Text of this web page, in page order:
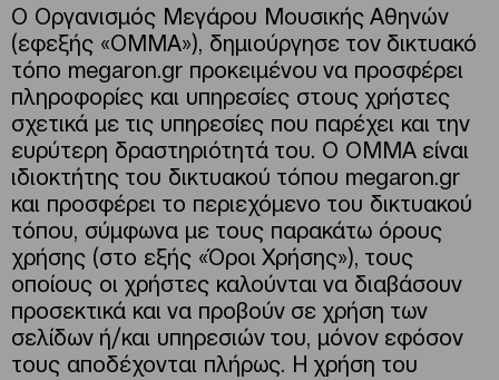
O Οργανισμός Μεγάρου Μουσικής Αθηνών
(εφεξής «ΟΜΜΑ»), δημιούργησε τον δικτυακό
τόπο megaron.gr προκειμένου να προσφέρει
πληροφορίες και υπηρεσίες στους χρήστες
σχετικά με τις υπηρεσίες που παρέχει και την
ευρύτερη δραστηριότητά του. Ο OMMA είναι
ιδιοκτήτης του δικτυακού τόπου megaron.gr
και προσφέρει το περιεχόμενο του δικτυακού
τόπου, σύμφωνα με τους παρακάτω όρους
χρήσης (στο εξής «Όροι Χρήσης»), τους
οποίους οι χρήστες καλούνται να διαβάσουν
προσεκτικά και να προβούν σε χρήση των
σελίδων ή/και υπηρεσιών του, μόνον εφόσον
τους αποδέχονται πλήρως. Η χρήση του